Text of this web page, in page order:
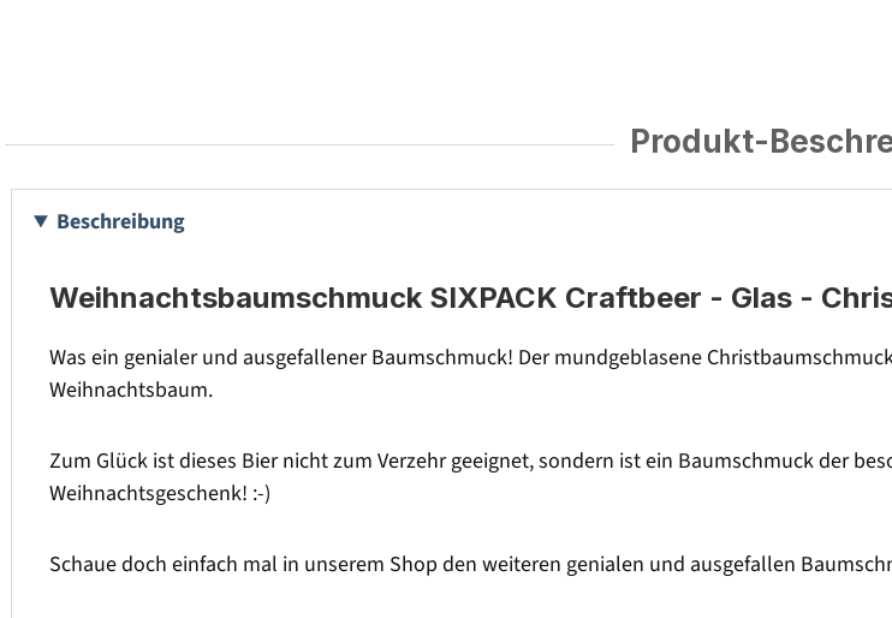
Produkt-
Beschreibung
Weihnachtsbaumschmuck SIXPACK Craftbeer - Glas -
Was ein genialer und ausgefallener Baumschmuck! Der mundgeblasene
Weihnachtsbaum.
Zum Glück ist dieses Bier nicht zum Verzehr geeignet, sondern ist ein Baumschmuck der
Weihnachtsgeschenk! :-)
Schaue doch einfach mal in unserem Shop den weiteren genialen und ausgefallen